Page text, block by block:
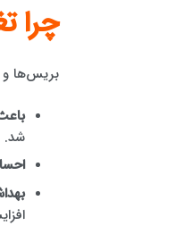
چرا
بریس‌ها و
شد.